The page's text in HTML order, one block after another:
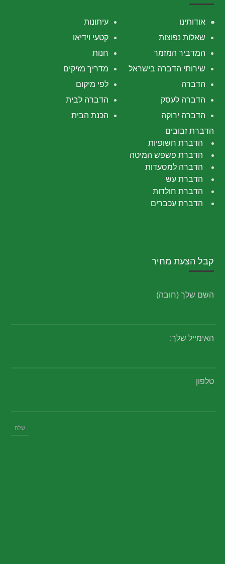
עיתונות
אודותינו
קטעי וידיאו
שאלות נפוצות
חנות
המדביר המזמר
מדריך מזיקים
שירותי הדברה בישראל
לפי מיקום
הדברה
הדברה לבית
הדברה לעסק
הכנת הבית
הדברה ירוקה
הדברת זבובים
הדברת חשופיות
הדברת פשפש המיטה
הדברה למסעדות
הדברת עש
הדברת חולדות
הדברת עכברים
קבל הצעת מחיר
השם שלך (חובה)
האימייל שלך:
טלפון